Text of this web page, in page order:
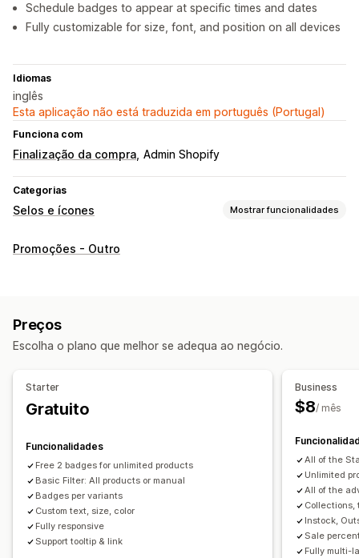
Schedule badges to appear at specific times and dates
Fully customizable for size, font, and position on all devices
Idiomas
inglês
Esta aplicação não está traduzida em português (Portugal)
Funciona com
Finalização da compra Admin Shopify
Categorias
Selos e ícones Mostrar funcionalidades
Tipos de ícones
Personalização
Animações
Texto personalizado
Tipos de letra
Calendarização
Posição do ícone
Páginas de destino
Página de pesquisa
Promoções - Outro
Preços
Escolha o plano que melhor se adequa ao negócio.
Starter
Gratuito
Funcionalidades
Free 2 badges for unlimited products
Basic Filter: All products or manual
Badges per variants
Custom text, size, color
Fully responsive
Support tooltip & link
Business
$8/ mês
All of the
Unlimited
All of the
Collections,
Instock,
Sale
Fully multi-